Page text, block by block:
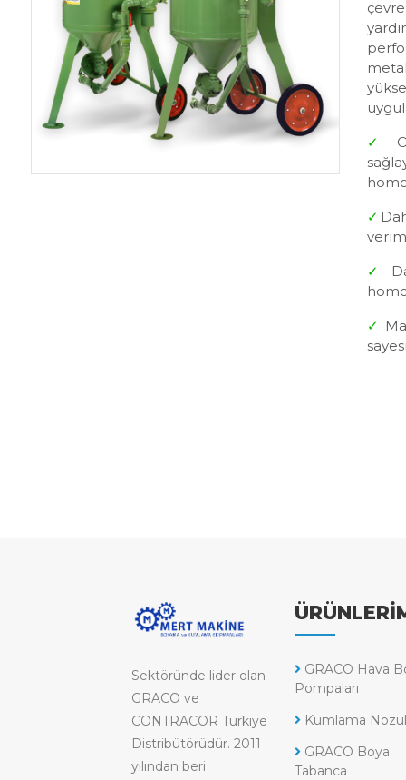
✓
✓
✓
✓
Sektöründe lider olan
GRACO ve
CONTRACOR Türkiye
Distribütörüdür. 2011
yılından beri
GRACO Hava
Pompaları
Kumlama
GRACO Boya
Tabanca